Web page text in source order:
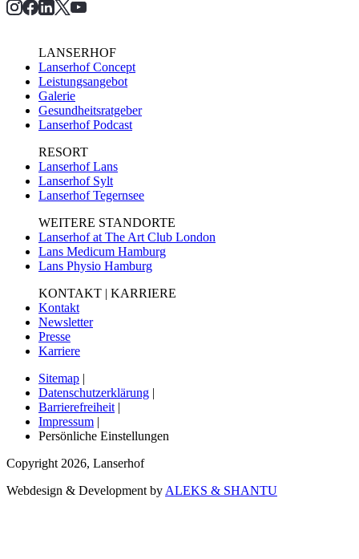
LANSERHOF
Lanserhof Concept
Leistungsangebot
Galerie
Gesundheitsratgeber
Lanserhof Podcast
RESORT
Lanserhof Lans
Lanserhof Sylt
Lanserhof Tegernsee
WEITERE STANDORTE
Lanserhof at The Art Club London
Lans Medicum Hamburg
Lans Physio Hamburg
KONTAKT | KARRIERE
Kontakt
Newsletter
Presse
Karriere
Sitemap |
Datenschutzerklärung |
Barrierefreiheit|
Impressum |
Persönliche Einstellungen
Copyright2026, Lanserhof
Webdesign & Development byALEKS & SHANTU